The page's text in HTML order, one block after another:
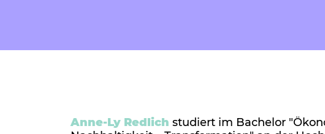
Anne-Ly Redlich studiert im Bachelor